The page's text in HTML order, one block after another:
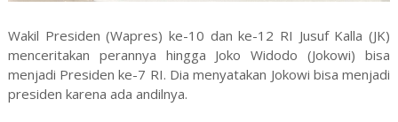
Wakil Presiden (Wapres) ke-10 dan ke-12 RI Jusuf Kalla (JK)
menceritakan perannya hingga Joko Widodo (Jokowi) bisa
menjadi Presiden ke-7 RI. Dia menyatakan Jokowi bisa menjadi
presiden karena ada andilnya.